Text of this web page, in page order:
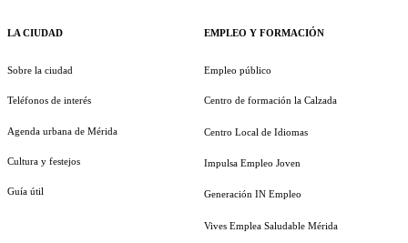
LA CIUDAD
Sobre la ciudad
Teléfonos de interés
Agenda urbana de Mérida
Cultura y festejos
Guía útil
EMPLEO Y FORMACIÓN
Empleo público
Centro de formación la Calzada
Centro Local de Idiomas
Impulsa Empleo Joven
Generación IN Empleo
Vives Emplea Saludable Mérida